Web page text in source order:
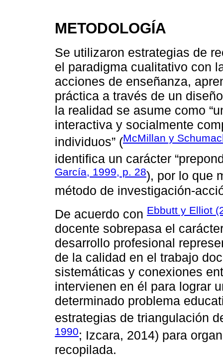
METODOLOGÍA
Se utilizaron estrategias de
el paradigma cualitativo con
acciones de enseñanza,
práctica a través de un
la realidad se asume como
interactiva y socialmente
individuos” (McMillan y
identifica un carácter
García, 1999, p. 28), por lo que
método de investigación-
De acuerdo con Ebbutt y Elliot
docente sobrepasa el
desarrollo profesional
de la calidad en el trabajo
sistemáticas y conexiones
intervienen en él para lograr
determinado problema
estrategias de triangulación
1990; Izcara, 2014) para
recopilada.